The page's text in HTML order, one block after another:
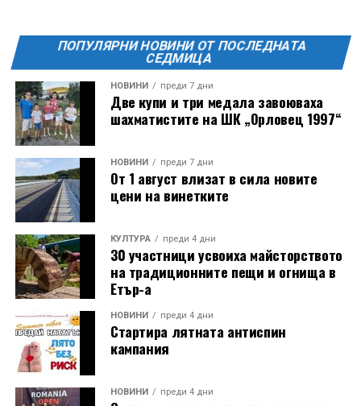
ПОПУЛЯРНИ НОВИНИ ОТ ПОСЛЕДНАТА
СЕДМИЦА
НОВИНИ преди 7 дни
Две купи и три медала завоюваха
шахматистите на ШК „Орловец 1997“
НОВИНИ преди 7 дни
От 1 август влизат в сила новите
цени на винетките
КУЛТУРА преди 4 дни
30 участници усвоиха майсторството
на традиционните пещи и огнища в
Етър-а
НОВИНИ преди 4 дни
Стартира лятната антиспин
кампания
НОВИНИ преди 4 дни